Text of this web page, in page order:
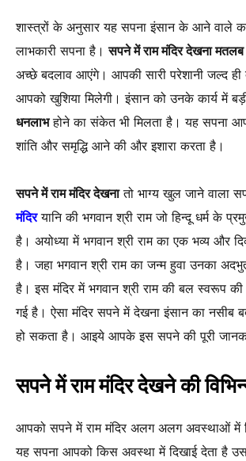
शास्त्रों के अनुसार यह सपना इंसान के आने वाले
लाभकारी सपना है।सपने में राम मंदिर देखना मतलब
अच्छे बदलाव आएंगे। आपकी सारी परेशानी जल्द ही
आपको खुशिया मिलेगी। इंसान को उनके कार्य में
धनलाभहोने का संकेत भी मिलता है। यह सपना
शांति और समृद्धि आने की और इशारा करता है।
सपने में राम मंदिर देखनातो भाग्य खुल जाने वाला
मंदिरयानि की भगवान श्री राम जो हिन्दू धर्म के
है। अयोध्या में भगवान श्री राम का एक भव्य और
है। जहा भगवान श्री राम का जन्म हुवा उनका
है। इस मंदिर में भगवान श्री राम की बल स्वरूप की
गई है। ऐसा मंदिर सपने में देखना इंसान का नसीब
हो सकता है। आइये आपके इस सपने की पूरी
सपने में राम मंदिर देखने की
आपको सपने में राम मंदिर अलग अलग अवस्थाओं में
यह सपना आपको किस अवस्था में दिखाई देता है